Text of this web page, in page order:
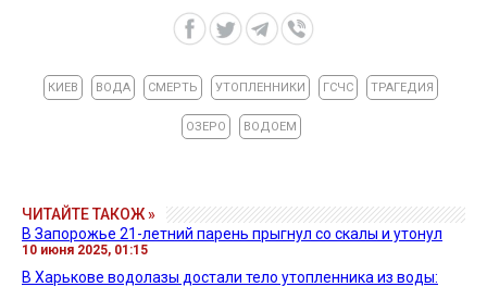
КИЕВ ВОДА СМЕРТЬ УТОПЛЕННИКИ ГСЧС ТРАГЕДИЯ
ОЗЕРО ВОДОЕМ
ЧИТАЙТЕ ТАКОЖ »
В Запорожье 21-летний парень прыгнул со скалы и утонул
10 июня 2025, 01:15
В Харькове водолазы достали тело утопленника из воды: